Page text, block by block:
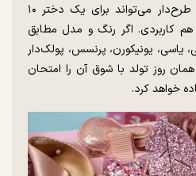
شخصیت کارتونی یا تیشرت طرح‌دار می‌تواند برای یک دختر ۱۰
هم کاربردی. اگر رنگ و مدل مطابق
یونیکورن، پرنسس، پولک‌دار
روز تولد با شوق آن را امتحان
خواهد کرد.